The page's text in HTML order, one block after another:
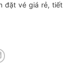
đặt vé giá rẻ, tiết